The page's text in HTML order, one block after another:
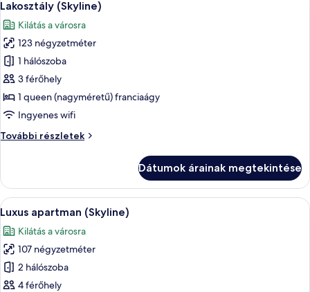
következő
szoba
összes
képének
megtekintése:
Lakosztály
(Skyline)
31
Lakosztály (Skyline)
Kilátás a városra
123 négyzetméter
1 hálószoba
3 férőhely
1 queen (nagyméretű) franciaágy
Ingyenes wifi
További részletek
Lakosztály
Dátumok árainak megtekintése
A
következő
szoba
összes
képének
megtekintése:
Luxus apartman (Skyline) |
27
Luxus apartman (Skyline)
Kilátás a városra
107 négyzetméter
2 hálószoba
4 férőhely